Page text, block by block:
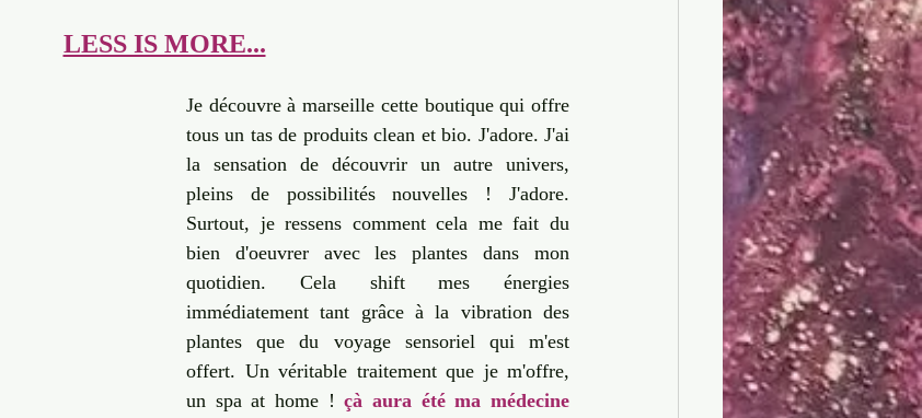
LESS IS MORE...
Je découvre à marseille cette boutique qui offre
tous un tas de produits clean et bio. J'adore. J'ai
la sensation de découvrir un autre univers,
pleins de possibilités nouvelles ! J'adore.
Surtout, je ressens comment cela me fait du
bien d'oeuvrer avec les plantes dans mon
quotidien. Cela shift mes énergies
immédiatement tant grâce à la vibration des
plantes que du voyage sensoriel qui m'est
offert. Un véritable traitement que je m'offre,
un spa at home ! çà aura été ma médecine